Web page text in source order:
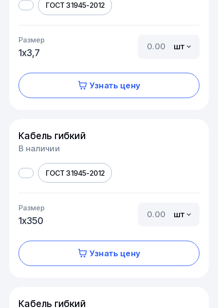
ГОСТ 31945-2012
Размер
1х3,7
шт
Узнать цену
Кабель гибкий
В наличии
ГОСТ 31945-2012
Размер
1х350
шт
Узнать цену
Кабель гибкий